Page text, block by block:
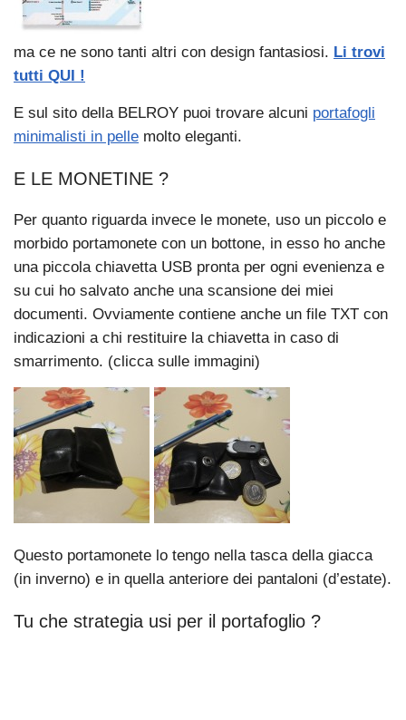
ma ce ne sono tanti altri con design fantasiosi. Li trovi
tutti QUI !
E sul sito della BELROY puoi trovare alcuni portafogli
minimalisti in pelle molto eleganti.
E LE MONETINE ?
Per quanto riguarda invece le monete, uso un piccolo e
morbido portamonete con un bottone, in esso ho anche
una piccola chiavetta USB pronta per ogni evenienza e
su cui ho salvato anche una scansione dei miei
documenti. Ovviamente contiene anche un file TXT con
indicazioni a chi restituire la chiavetta in caso di
smarrimento. (clicca sulle immagini)
Questo portamonete lo tengo nella tasca della giacca
(in inverno) e in quella anteriore dei pantaloni (d’estate).
Tu che strategia usi per il portafoglio ?